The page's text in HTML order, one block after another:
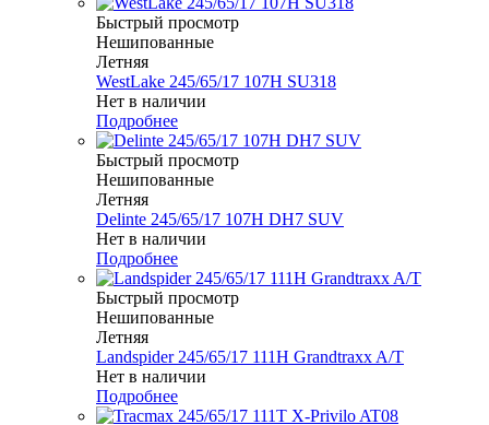
Быстрый просмотр
Нешипованные
Летняя
WestLake 245/65/17 107H SU318
Нет в наличии
Подробнее
Быстрый просмотр
Нешипованные
Летняя
Delinte 245/65/17 107H DH7 SUV
Нет в наличии
Подробнее
Быстрый просмотр
Нешипованные
Летняя
Landspider 245/65/17 111H Grandtraxx A/T
Нет в наличии
Подробнее